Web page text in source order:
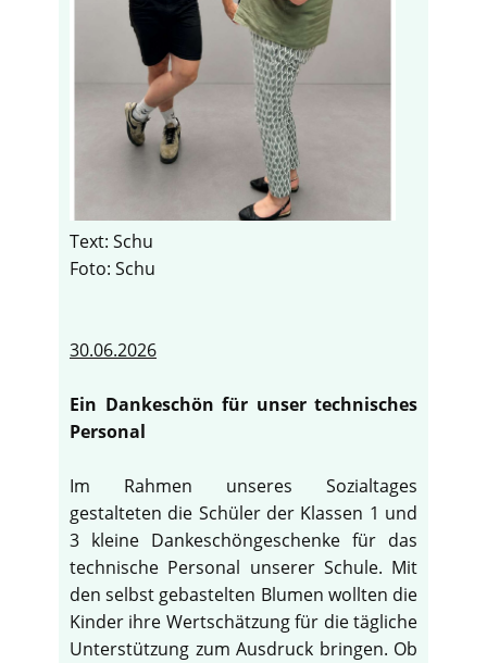
Text: Schu
Foto: Schu
30.06.2026
Ein Dankeschön für unser technisches
Personal
Im Rahmen unseres Sozialtages
gestalteten die Schüler der Klassen 1 und
3 kleine Dankeschöngeschenke für das
technische Personal unserer Schule. Mit
den selbst gebastelten Blumen wollten die
Kinder ihre Wertschätzung für die tägliche
Unterstützung zum Ausdruck bringen. Ob